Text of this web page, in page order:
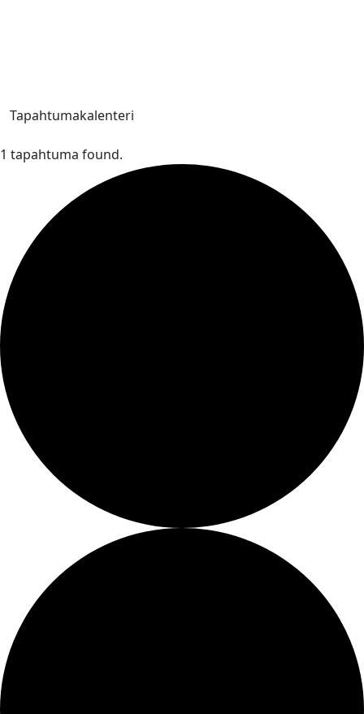
Tapahtumakalenteri
1 tapahtuma found.